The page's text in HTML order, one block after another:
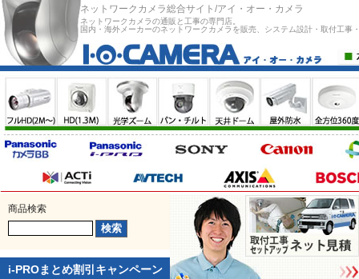
ネットワークカメラ総合サイト/アイ・オー・カメラ
ネットワークカメラの通販と工事の専門店。
国内・海外メーカーのネットワークカメラを販売、システム設計・取付工事
商品検索
i-PROまとめ割引キャンペーン